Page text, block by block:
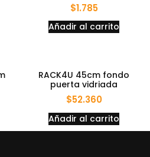
$1.785
Añadir al carrito
RACK4U 45cm fondo
puerta vidriada
$52.360
Añadir al carrito